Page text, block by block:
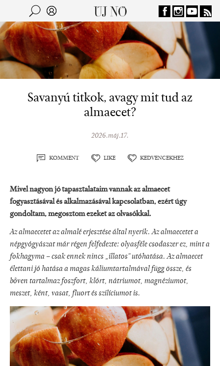
Jump to navigation
Kereső
Savanyú titkok, avagy mit tud az
almaecet?
2026.máj.17.
KOMMENT LIKE KEDVENCEKHEZ
Mivel nagyon jó tapasztalataim vannak az almaecet
fogyasztásával és alkalmazásával kapcsolatban, ezért úgy
gondoltam, megosztom ezeket az olvasókkal.
Az almaecetet az almalé erjesztése által nyerik. Az almaecetet a
népgyógyászat már régen felfedezte: olyasféle csodaszer ez, mint a
fokhagyma – csak ennek nincs „illatos” utóhatása. Az almaecet
élettani jó hatása a magas káliumtartalmával függ össze, és
bőven tartalmaz foszfort, klórt, nátriumot, magnéziumot,
meszet, ként, vasat, fluort és szilíciumot is.